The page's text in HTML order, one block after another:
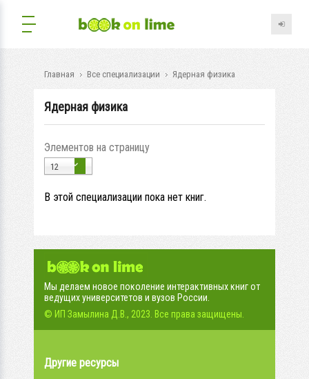
Главная Все специализации Ядерная физика
Ядерная физика
Элементов на страницу
12
В этой специализации пока нет книг.
Мы делаем новое поколение интерактивных книг от
ведущих университетов и вузов России.
© ИП Замылина Д.В., 2023. Все права защищены.
Другие ресурсы